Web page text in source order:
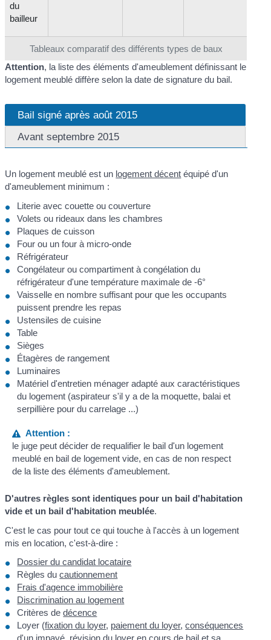
Tableaux comparatif des différents types de baux
du
bailleur
Attention, la liste des éléments d'ameublement définissant le
logement meublé diffère selon la date de signature du bail.
Bail signé après août 2015
Avant septembre 2015
Un logement meublé est un logement décent équipé d'un
d'ameublement minimum :
Literie avec couette ou couverture
Volets ou rideaux dans les chambres
Plaques de cuisson
Four ou un four à micro-onde
Réfrigérateur
Congélateur ou compartiment à congélation du
réfrigérateur d'une température maximale de -6°
Vaisselle en nombre suffisant pour que les occupants
puissent prendre les repas
Ustensiles de cuisine
Table
Sièges
Étagères de rangement
Luminaires
Matériel d'entretien ménager adapté aux caractéristiques
du logement (aspirateur s'il y a de la moquette, balai et
serpillière pour du carrelage ...)
Attention :
le juge peut décider de requalifier le bail d'un logement
meublé en bail de logement vide, en cas de non respect
de la liste des éléments d'ameublement.
D'autres règles sont identiques pour un bail d'habitation
vide et un bail d'habitation meublée.
C'est le cas pour tout ce qui touche à l'accès à un logement
mis en location, c'est-à-dire :
Dossier du candidat locataire
Règles ducautionnement
Frais d'agence immobilière
Discrimination au logement
Critères dedécence
Loyer (fixation du loyer, paiement du loyer,conséquences
d'un impayé révision du loyer en cours de bail et sa